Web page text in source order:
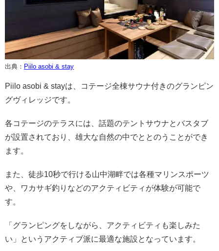
出典： Piilo asobi & stay
Piilo asobi & stayは、コテージ全棟サウナ付きのグランピン
グヴィレッジです。
各コテージのテラスには、話題のテントサウナとバスタブ
が設置されており、雄大な自然の中でととのうことができ
ます。
また、徒歩10秒で行ける山中湖畔では各種マリンスポーツ
や、ワカサギ釣りなどのアクティビティが体験が可能で
す。
「グランピングをしながら、アクティビティも楽しみた
い」というアクティブ派に最適な施設となっています。